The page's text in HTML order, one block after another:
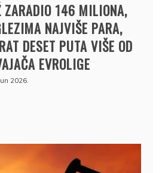
ZARADIO 146 MILIONA,
NAJVIŠE PARA,
DESET PUTA VIŠE OD
EVROLIGE
2026.